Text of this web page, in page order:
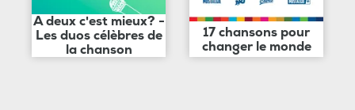
A deux c'est mieux? -
Les duos célèbres de
la chanson
17 chansons pour
changer le monde